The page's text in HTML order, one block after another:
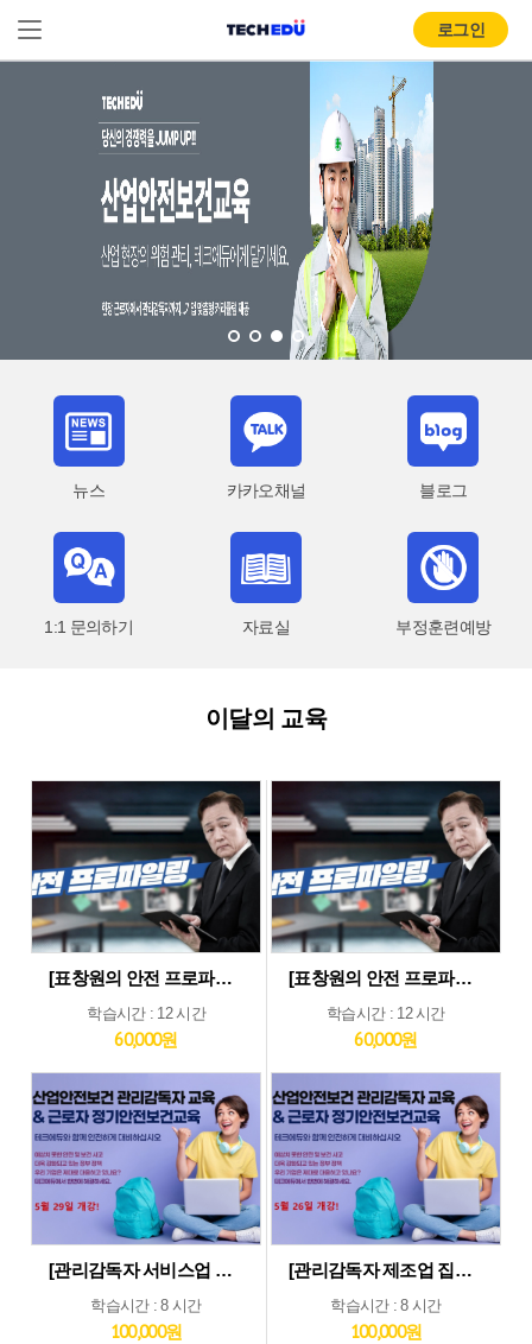
로그인
뉴스 카카오채널 블로그
1:1 문의하기 자료실 부정훈련예방
이달의 교육
[표창원의 안전 프로파일링] 제조업 현장근로자 정기안전보건교육 (상반기)
학습시간 : 12 시간
60,000원
[표창원의 안전 프로파일링] 기타업 현장근로자 정기안전보건교육 (상반기)
학습시간 : 12 시간
60,000원
[관리감독자 서비스업 및 기타업 집체교육_5월29일] 기타업종 및 서비스업종 관리감독자 집체 교육...5월29일 개강
학습시간 : 8 시간
100,000원
[관리감독자 제조업 집체교육_5월26일] 제조업종 관리감독자 집체 교육...5월26일 개강
학습시간 : 8 시간
100,000원